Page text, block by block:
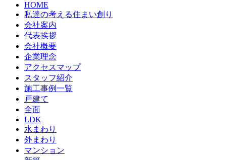
HOME
私達の考える住まい創り
会社案内
代表挨拶
会社概要
企業理念
アクセスマップ
スタッフ紹介
施工事例一覧
戸建て
全面
LDK
水まわり
外まわり
マンション